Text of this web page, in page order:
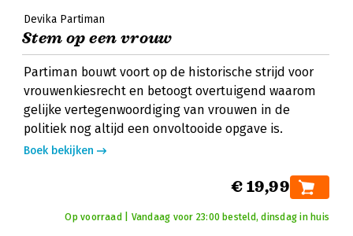
Devika Partiman
Stem op een vrouw
Partiman bouwt voort op de historische strijd voor
vrouwenkiesrecht en betoogt overtuigend waarom
gelijke vertegenwoordiging van vrouwen in de
politiek nog altijd een onvoltooide opgave is.
Boek bekijken
€ 19,99
Op voorraad | Vandaag voor 23:00 besteld, dinsdag in huis